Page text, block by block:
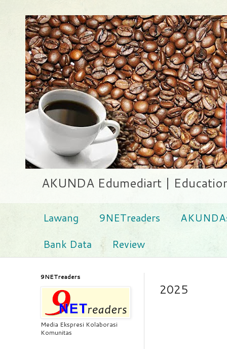
AKUNDA Edumediart |
Lawang 9NETreaders
Bank Data
Review
2025
9NETreaders
Media Ekspresi Kolaborasi
Komunitas